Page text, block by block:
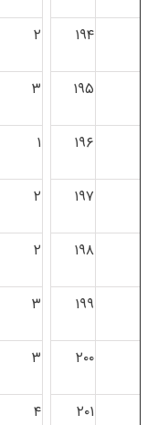
۱۹۴ ۲
۱۹۵ ۳
۱۹۶ ۱
۱۹۷ ۲
۱۹۸ ۲
۱۹۹ ۳
۲۰۰ ۳
۲۰۱ ۴